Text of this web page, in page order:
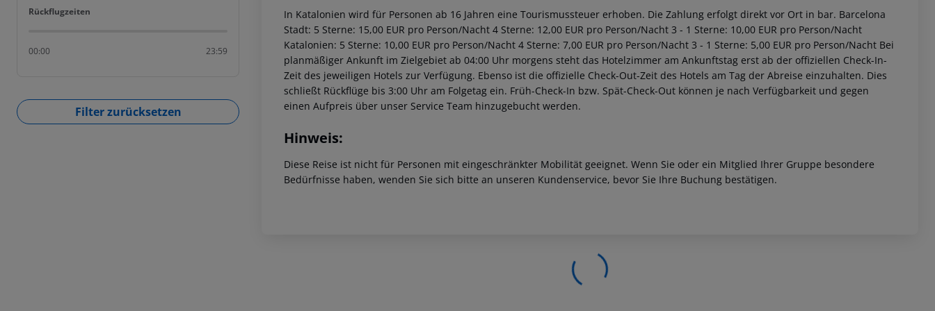
Rückflugzeiten
Rückflugzeiten
00:00 23:59
Filter zurücksetzen
In Katalonien wird für Personen ab 16 Jahren eine Tourismussteuer erhoben. Die Zahlung erfolgt direkt vor Ort in bar. Barcelona
Stadt: 5 Sterne: 15,00 EUR pro Person/Nacht 4 Sterne: 12,00 EUR pro Person/Nacht 3 - 1 Sterne: 10,00 EUR pro Person/Nacht
Katalonien: 5 Sterne: 10,00 EUR pro Person/Nacht 4 Sterne: 7,00 EUR pro Person/Nacht 3 - 1 Sterne: 5,00 EUR pro Person/Nacht Bei
planmäßiger Ankunft im Zielgebiet ab 04:00 Uhr morgens steht das Hotelzimmer am Ankunftstag erst ab der offiziellen Check-In-
Zeit des jeweiligen Hotels zur Verfügung. Ebenso ist die offizielle Check-Out-Zeit des Hotels am Tag der Abreise einzuhalten. Dies
schließt Rückflüge bis 3:00 Uhr am Folgetag ein. Früh-Check-In bzw. Spät-Check-Out können je nach Verfügbarkeit und gegen
einen Aufpreis über unser Service Team hinzugebucht werden.
Hinweis:
Diese Reise ist nicht für Personen mit eingeschränkter Mobilität geeignet. Wenn Sie oder ein Mitglied Ihrer Gruppe besondere
Bedürfnisse haben, wenden Sie sich bitte an unseren Kundenservice, bevor Sie Ihre Buchung bestätigen.